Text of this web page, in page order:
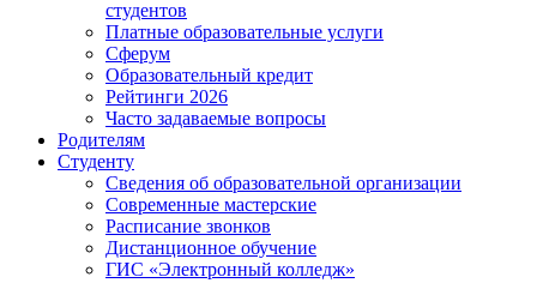
студентов
Платные образовательные услуги
Сферум
Образовательный кредит
Рейтинги 2026
Часто задаваемые вопросы
Родителям
Студенту
Сведения об образовательной организации
Современные мастерские
Расписание звонков
Дистанционное обучение
ГИС «Электронный колледж»